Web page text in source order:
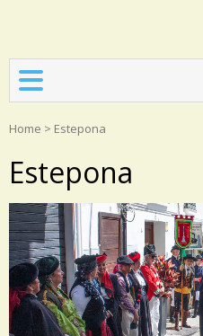
Home > Estepona
Estepona